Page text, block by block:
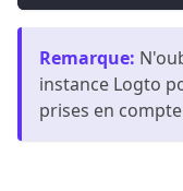
Remarque:
instance Logto
prises en